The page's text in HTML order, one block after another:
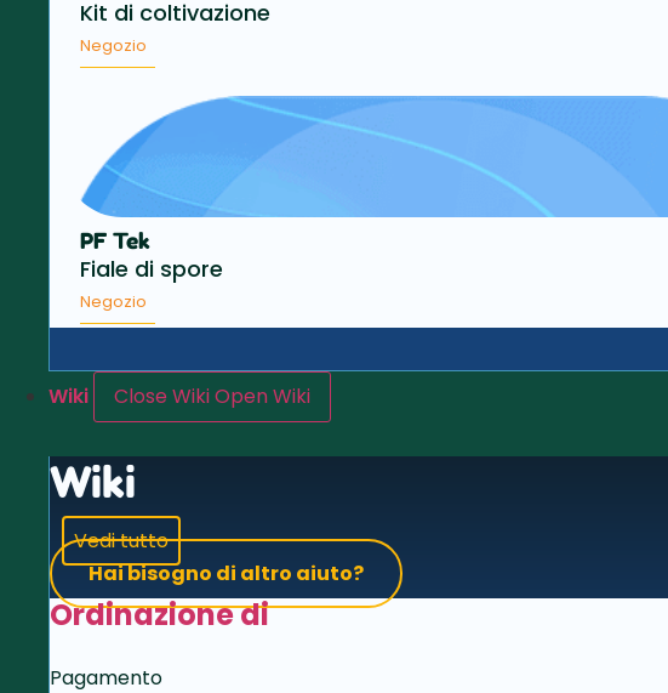
Kit di coltivazione
Negozio
PF Tek
Fiale di spore
Negozio
Wiki Close WikiOpen Wiki
Wiki
Vedi tutto
Hai bisogno di altro aiuto?
Ordinazione di
Pagamento